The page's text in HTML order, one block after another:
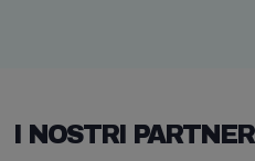
I NOSTRI PARTNER